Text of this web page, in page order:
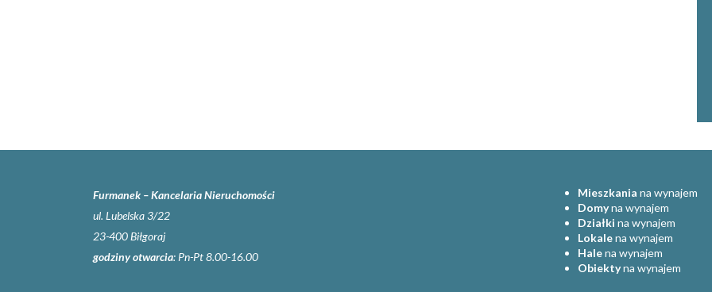
Furmanek – Kancelaria Nieruchomości
ul. Lubelska 3/22
23-400 Biłgoraj
godziny otwarcia: Pn-Pt 8.00-16.00
Mieszkania na wynajem
Domyna wynajem
Działki na wynajem
Lokalena wynajem
Halena wynajem
Obiektyna wynajem